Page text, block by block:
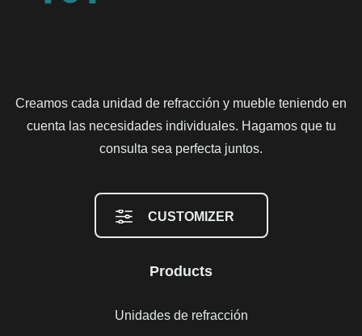
Creamos cada unidad de refracción y mueble teniendo en
cuenta las necesidades individuales. Hagamos que tu
consulta sea perfecta juntos.
CUSTOMIZER
Products
Unidades de refracción